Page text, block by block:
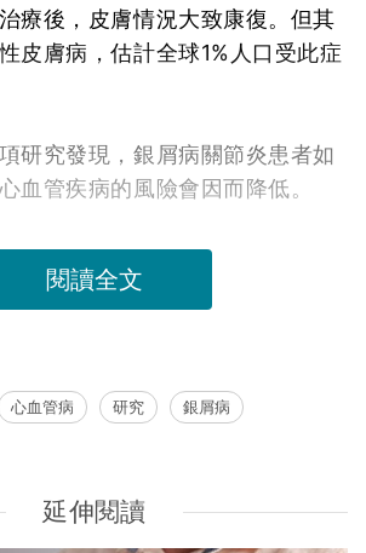
療後，皮膚情況大致康復。但其
皮膚病，估計全球1%人口受此症
研究發現，銀屑病關節炎患者如
血管疾病的風險會因而降低。
閱讀全文
心血管病 研究
銀屑病
延伸閱讀